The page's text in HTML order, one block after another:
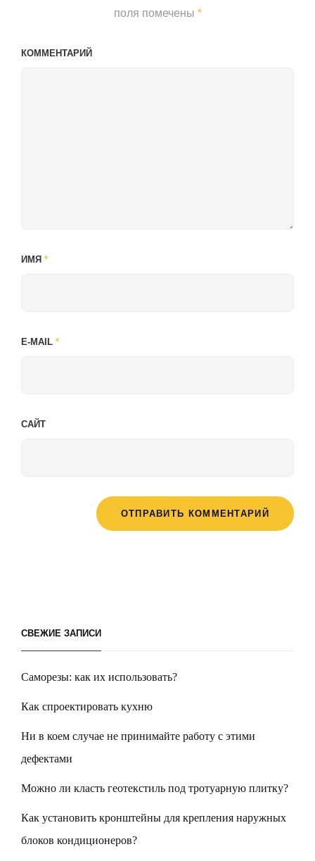
поля помечены *
КОММЕНТАРИЙ
ИМЯ *
E-MAIL *
САЙТ
СВЕЖИЕ ЗАПИСИ
Саморезы: как их использовать?
Как спроектировать кухню
Ни в коем случае не принимайте работу с этими
дефектами
Можно ли класть геотекстиль под тротуарную плитку?
Как установить кронштейны для крепления наружных
блоков кондиционеров?